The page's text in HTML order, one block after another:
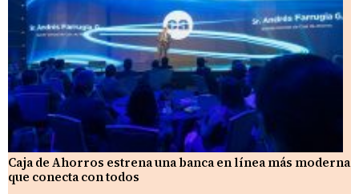
Caja de Ahorros estrena una banca en línea más moderna
que conecta con todos